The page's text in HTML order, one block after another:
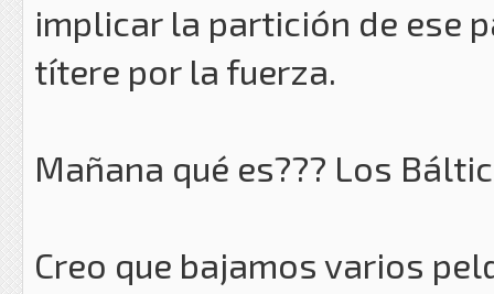
implicar la partición de ese
títere por la fuerza.
Mañana qué es??? Los
Creo que bajamos varios